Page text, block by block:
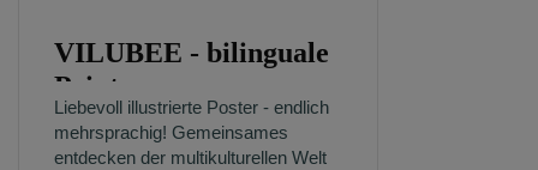
VILUBEE - bilinguale
Prints
Liebevoll illustrierte Poster - endlich
mehrsprachig! Gemeinsames
entdecken der multikulturellen Welt